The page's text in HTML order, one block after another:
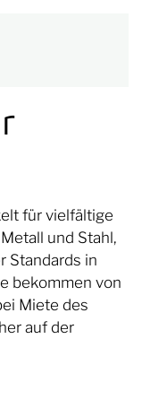
für vielfältige
und Stahl,
Standards in
bekommen von
Miete des
auf der